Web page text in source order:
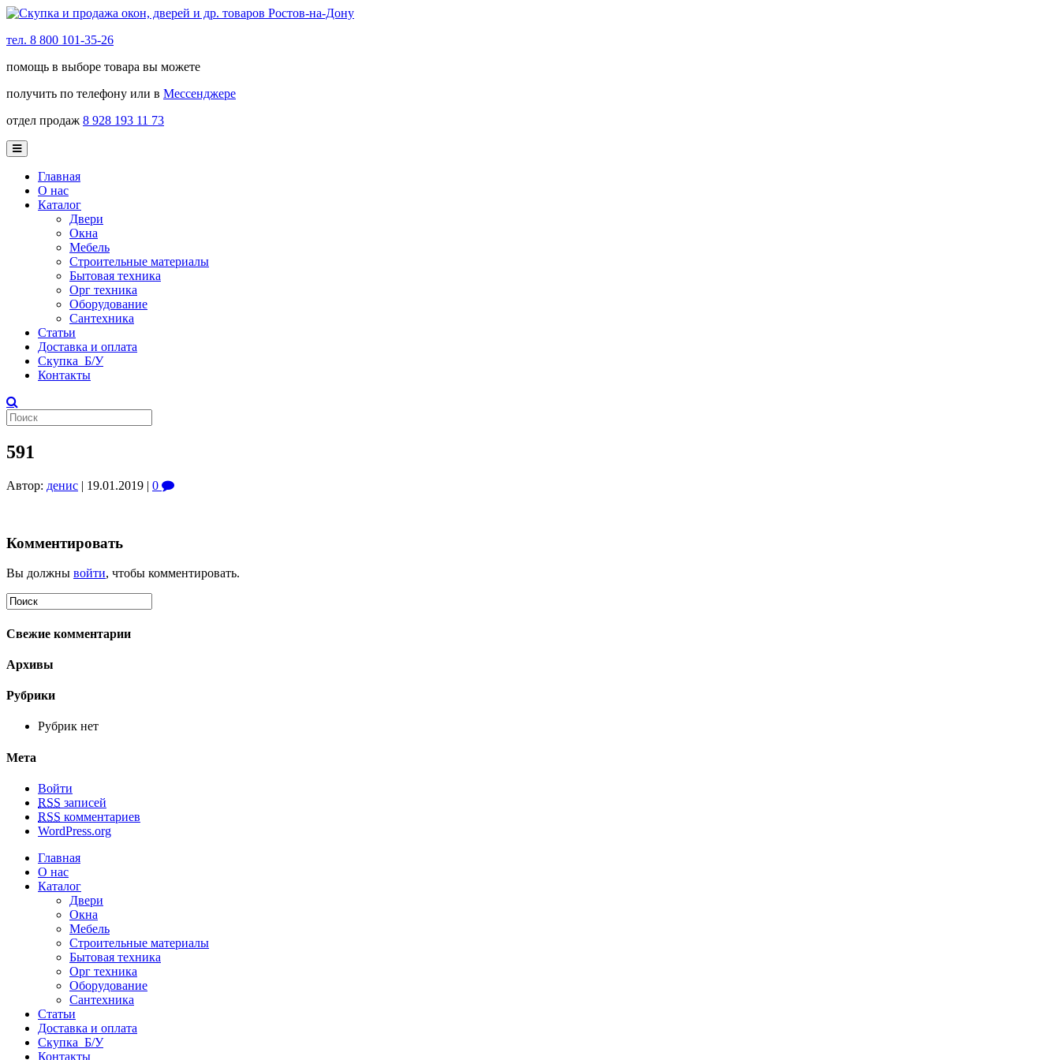
тел. 8 800 101-35-26
помощь в выборе товара вы можете
получить по телефону или в Мессенджере
отдел продаж 8 928 193 11 73
Главная
О нас
Каталог
Двери
Окна
Мебель
Строительные материалы
Бытовая техника
Орг техника
Оборудование
Сантехника
Статьи
Доставка и оплата
Скупка Б/У
Контакты
591
Автор: денис | 19.01.2019 | 0
Комментировать
Вы должны войти, чтобы комментировать.
Свежие комментарии
Архивы
Рубрики
Рубрик нет
Мета
Войти
RSS записей
RSS комментариев
WordPress.org
Главная
О нас
Каталог
Двери
Окна
Мебель
Строительные материалы
Бытовая техника
Орг техника
Оборудование
Сантехника
Статьи
Доставка и оплата
Скупка Б/У
Контакты